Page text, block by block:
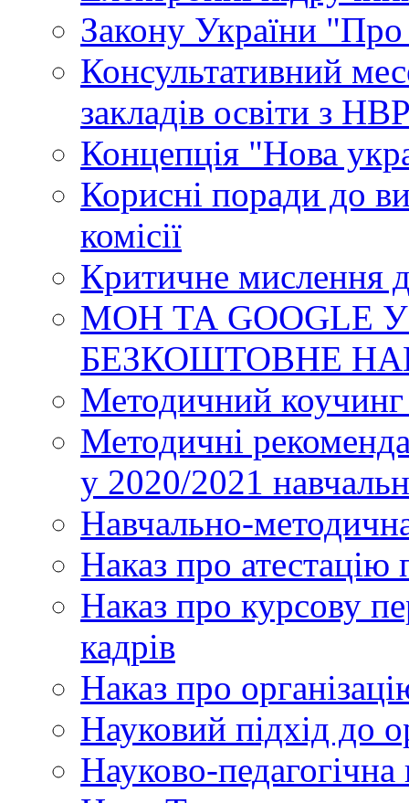
Закону України "Про
Консультативний
закладів освіти з
Концепція "Нова
Корисні поради до
комісії
Критичне мислення
МОН ТА GOOGLE
БЕЗКОШТОВНЕ
Методичний
Методичні
у 2020/2021
Навчально-
Наказ про атестацію
Наказ про курсову
кадрів
Наказ про
Науковий підхід до
Науково-